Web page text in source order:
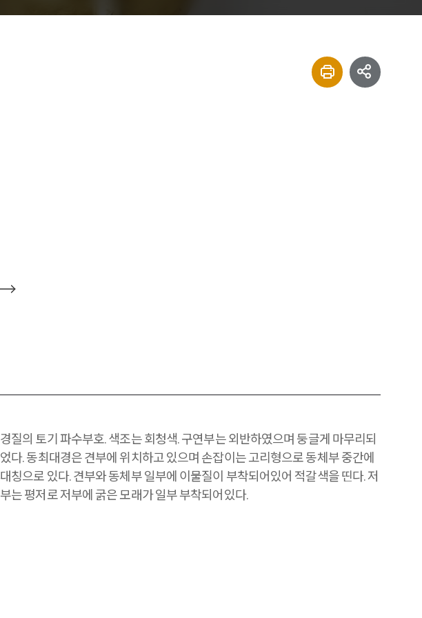
경질의 토기 파수부호. 색조는 회청색. 구연부는 외반하였으며 둥글게 마무리되
었다. 동최대경은 견부에 위치하고 있으며 손잡이는 고리형으로 동체부 중간에
대칭으로 있다. 견부와 동체부 일부에 이물질이 부착되어있어 적갈색을 띤다. 저
부는 평저로 저부에 굵은 모래가 일부 부착되어있다.